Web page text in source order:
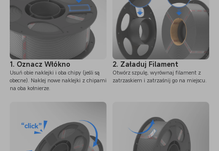
1. Oznacz Włókno
Usuń obie naklejki i oba chipy (jeśli są
obecne). Naklej nowe naklejki z chipami
na oba kołnierze.
2. Załaduj Filament
Otwórz szpulę, wyrównaj filament z
zatrzaskiem i zatrzaśnij go na miejscu.